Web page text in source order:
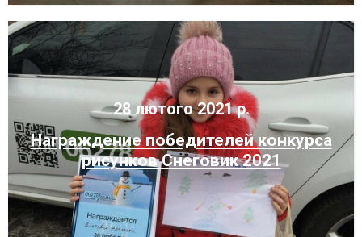
28 лютого 2021 р.
Награждение победителей конкурса
рисунков Снеговик 2021